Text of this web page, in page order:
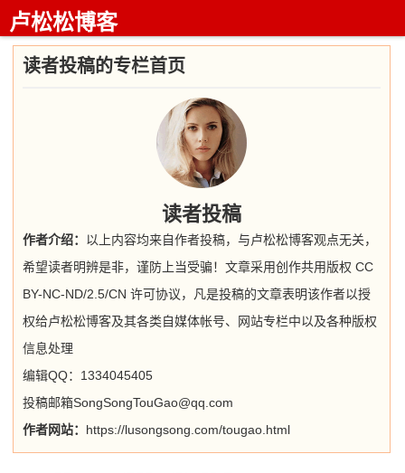
卢松松博客
读者投稿的专栏首页
读者投稿
作者介绍： 以上内容均来自作者投稿，与卢松松博客观点无关，
希望读者明辨是非，谨防上当受骗！文章采用创作共用版权 CC
BY-NC-ND/2.5/CN 许可协议，凡是投稿的文章表明该作者以授
权给卢松松博客及其各类自媒体帐号、网站专栏中以及各种版权
信息处理
编辑QQ：1334045405
投稿邮箱SongSongTouGao@qq.com
作者网站： https://lusongsong.com/tougao.html